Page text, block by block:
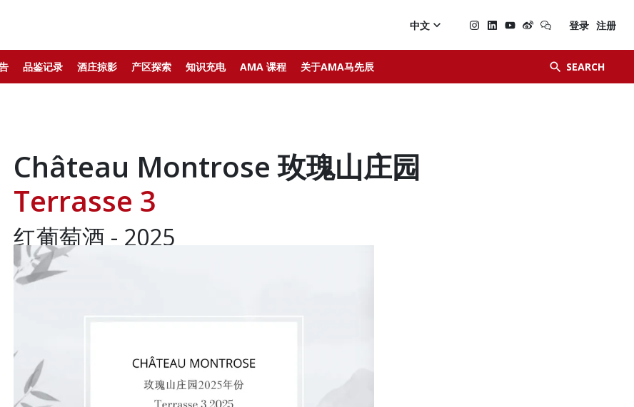
品鉴记录 酒庄掠影 产区探索 知识充电 AMA 课程 关于AMA马先辰  SEARCH

中文  登录 注册
Château Montrose 玫瑰山庄园
Terrasse 3
红葡萄酒 - 2025